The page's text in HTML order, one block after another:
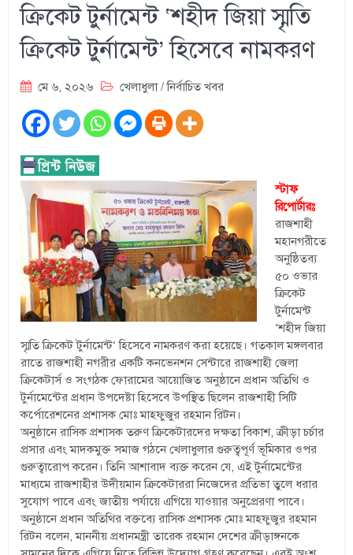
ক্রিকেট টুর্নামেন্ট ‘শহীদ জিয়া স্মৃতি
ক্রিকেট টুর্নামেন্ট’ হিসেবে নামকরণ
মে ৬, ২০২৬ খেলাধুলা/নির্বাচিত খবর
স্টাফ
রিপোর্টারঃ
রাজশাহী
মহানগরীতে
অনুষ্ঠিতব্য
৫০ ওভার
ক্রিকেট
টুর্নামেন্ট
‘শহীদ জিয়া
স্মৃতি ক্রিকেট টুর্নামেন্ট’ হিসেবে নামকরণ করা হয়েছে। গতকাল মঙ্গলবার
রাতে রাজশাহী নগরীর একটি কনভেনশন সেন্টারে রাজশাহী জেলা
ক্রিকেটার্স ও সংগঠক ফোরামের আয়োজিত অনুষ্ঠানে প্রধান অতিথি ও
টুর্নামেন্টের প্রধান উপদেষ্টা হিসেবে উপস্থিত ছিলেন রাজশাহী সিটি
কর্পোরেশনের প্রশাসক মোঃ মাহফুজুর রহমান রিটন।
অনুষ্ঠানে রাসিক প্রশাসক তরুণ ক্রিকেটারদের দক্ষতা বিকাশ, ক্রীড়া চর্চার
প্রসার এবং মাদকমুক্ত সমাজ গঠনে খেলাধুলার গুরুত্বপূর্ণ ভূমিকার ওপর
গুরুত্বারোপ করেন। তিনি আশাবাদ ব্যক্ত করেন যে, এই টুর্নামেন্টের
মাধ্যমে রাজশাহীর উদীয়মান ক্রিকেটাররা নিজেদের প্রতিভা তুলে ধরার
সুযোগ পাবে এবং জাতীয় পর্যায়ে এগিয়ে যাওয়ার অনুপ্রেরণা পাবে।
অনুষ্ঠানে প্রধান অতিথির বক্তব্যে রাসিক প্রশাসক মোঃ মাহফুজুর রহমান
রিটন বলেন, মাননীয় প্রধানমন্ত্রী তারেক রহমান দেশের ক্রীড়াঙ্গনকে